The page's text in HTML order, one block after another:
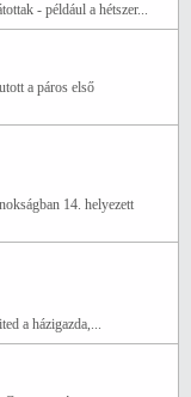
- például a hétszer...
a páros első
14. helyezett
a házigazda,...